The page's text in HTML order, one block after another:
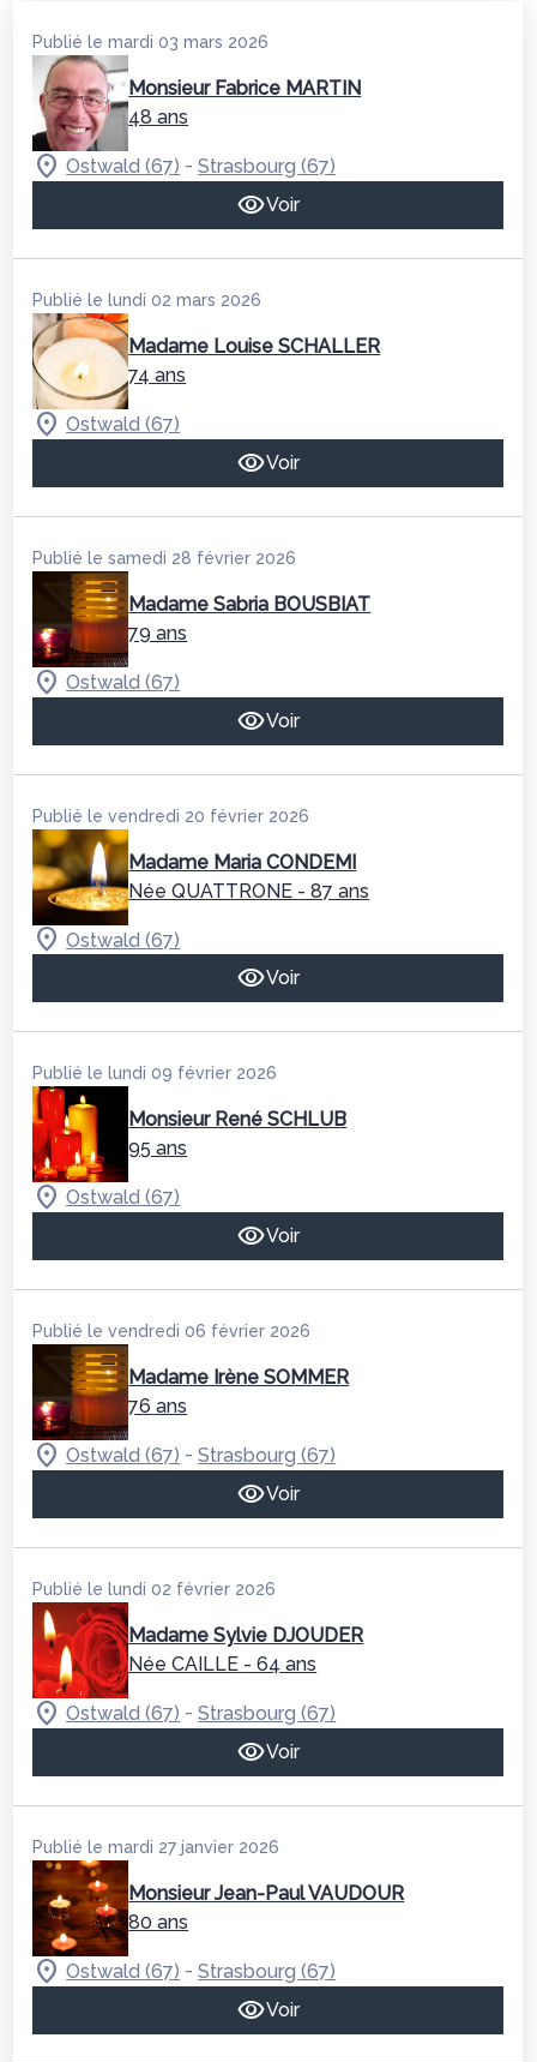
Publié le mardi 03 mars 2026
Monsieur Fabrice MARTIN
48 ans
Ostwald (67) -Strasbourg (67)
Voir
Publié le lundi 02 mars 2026
Madame Louise SCHALLER
74 ans
Ostwald (67)
Voir
Publié le samedi 28 février 2026
Madame Sabria BOUSBIAT
79 ans
Ostwald (67)
Voir
Publié le vendredi 20 février 2026
Madame Maria CONDEMI
Née QUATTRONE - 87 ans
Ostwald (67)
Voir
Publié le lundi 09 février 2026
Monsieur René SCHLUB
95 ans
Ostwald (67)
Voir
Publié le vendredi 06 février 2026
Madame Irène SOMMER
76 ans
Ostwald (67) -Strasbourg (67)
Voir
Publié le lundi 02 février 2026
Madame Sylvie DJOUDER
Née CAILLE - 64 ans
Ostwald (67) -Strasbourg (67)
Voir
Publié le mardi 27 janvier 2026
Monsieur Jean-Paul VAUDOUR
80 ans
Ostwald (67) -Strasbourg (67)
Voir